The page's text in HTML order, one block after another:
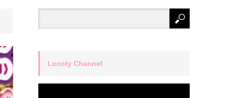
Locoty Channel